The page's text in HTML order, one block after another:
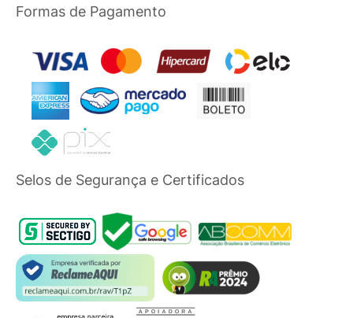
Formas de Pagamento
Selos de Segurança e Certificados